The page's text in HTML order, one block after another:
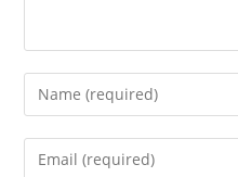
Enter
your
name
Enter